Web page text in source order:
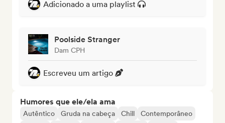
Adicionado a uma playlist
Poolside Stranger
Dam CPH
Escreveu um artigo
Humores que ele/ela ama
Autêntico Gruda na cabeça Chill
Contemporâneo